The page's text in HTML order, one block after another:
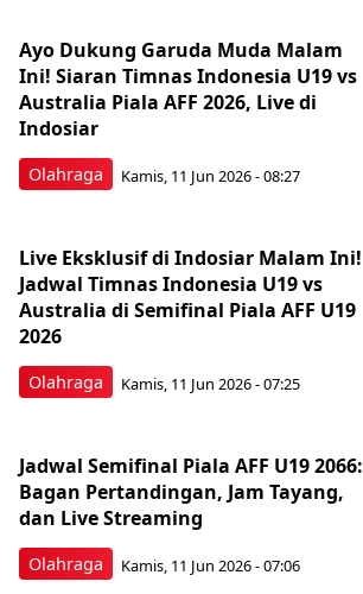
Olahraga
Ayo Dukung Garuda Muda Malam
Ini! Siaran Timnas Indonesia U19 vs
Australia Piala AFF 2026, Live di
Indosiar
Kamis, 11 Jun 2026 - 08:27
Olahraga
Live Eksklusif di Indosiar Malam Ini!
Jadwal Timnas Indonesia U19 vs
Australia di Semifinal Piala AFF U19
2026
Kamis, 11 Jun 2026 - 07:25
Olahraga
Jadwal Semifinal Piala AFF U19 2066:
Bagan Pertandingan, Jam Tayang,
dan Live Streaming
Kamis, 11 Jun 2026 - 07:06